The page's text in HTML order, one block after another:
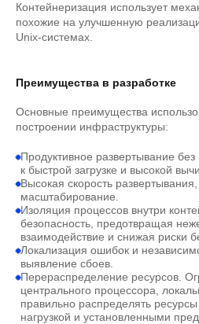
Контейнеризация использует
похожие на улучшенную
Unix-системах.
Преимущества в разработке
Основные преимущества
построении инфраструктуры:
Продуктивное развертывание
к быстрой загрузке и высокой
Высокая скорость развертывания,
масштабирование.
Изоляция процессов внутри
безопасность, предотвращая
взаимодействие и снижая риски
Локализация ошибок и
выявление сбоев.
Перераспределение ресурсов.
центрального процессора,
правильно распределять ресурсы
нагрузкой и установленными